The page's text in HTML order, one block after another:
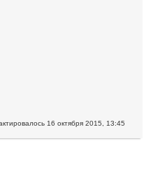
16 октября 2015, 13:45